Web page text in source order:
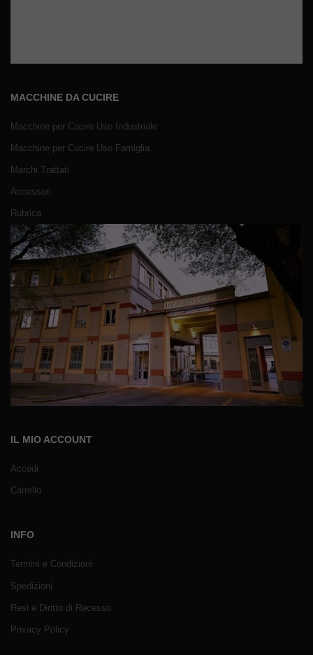
MACCHINE DA CUCIRE
Macchine per Cucire Uso Industriale
Macchine per Cucire Uso Famiglia
Marchi Trattati
Accessori
Rubrica
IL MIO ACCOUNT
Accedi
Carrello
INFO
Termini e Condizioni
Spedizioni
Resi e Diritto di Recesso
Privacy Policy